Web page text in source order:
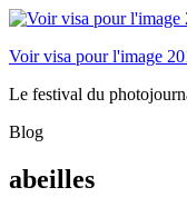
Voir visa pour l'image
Le festival du
Blog
abeilles